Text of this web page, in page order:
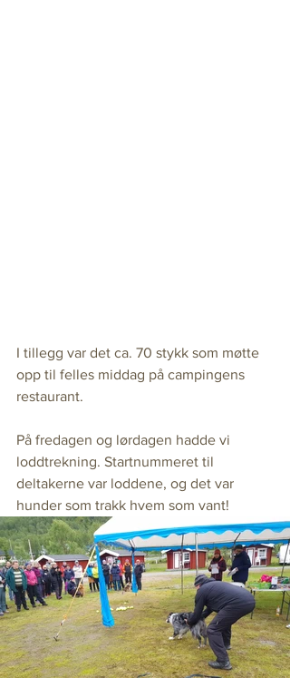
I tillegg var det ca. 70 stykk som møtte
opp til felles middag på campingens
restaurant.
På fredagen og lørdagen hadde vi
loddtrekning. Startnummeret til
deltakerne var loddene, og det var
hunder som trakk hvem som vant!